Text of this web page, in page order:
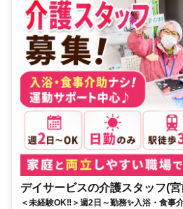
デイサービスの介護スタッフ(
＜未経験OK‼＞週2日～勤務✨入浴・食事